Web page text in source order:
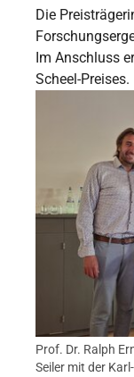
Prof. Dr. Ralph
Seiler mit der
Die
Im Anschluss
Scheel-Preises.